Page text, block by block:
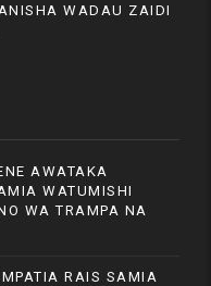
WADAU ZAIDI
AWATAKA
WATUMISHI
WA TRAMPA NA
RAIS SAMIA